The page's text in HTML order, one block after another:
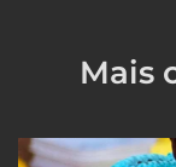
Mais